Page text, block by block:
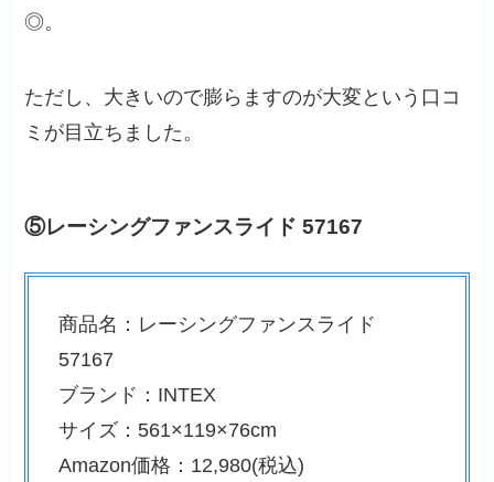
◎。
ただし、大きいので膨らますのが大変という口コ
ミが目立ちました。
⑤レーシングファンスライド 57167
商品名：レーシングファンスライド
57167
ブランド：INTEX
サイズ：561×119×76cm
Amazon価格：12,980(税込)